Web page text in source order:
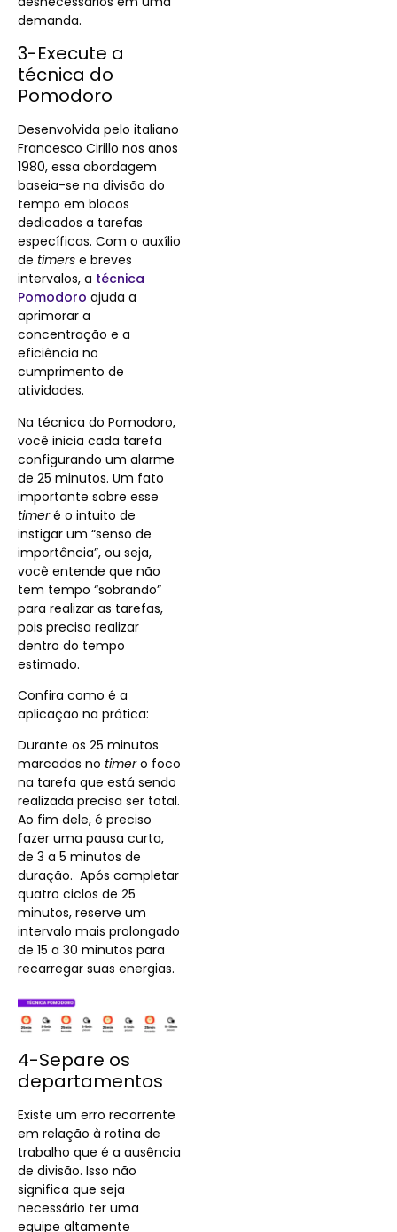
demanda.
3-Execute a
técnica do
Pomodoro
Desenvolvida pelo italiano
Francesco Cirillo nos anos
1980, essa abordagem
baseia-se na divisão do
tempo em blocos
dedicados a tarefas
específicas. Com o auxílio
de timers e breves
intervalos, a técnica
Pomodoro ajuda a
aprimorar a
concentração e a
eficiência no
cumprimento de
atividades.
Na técnica do Pomodoro,
você inicia cada tarefa
configurando um alarme
de 25 minutos. Um fato
importante sobre esse
timeré o intuito de
instigar um “senso de
importância”, ou seja,
você entende que não
tem tempo “sobrando”
para realizar as tarefas,
pois precisa realizar
dentro do tempo
estimado.
Confira como é a
aplicação na prática:
Durante os 25 minutos
marcados no timero foco
na tarefa que está sendo
realizada precisa ser total.
Ao fim dele, é preciso
fazer uma pausa curta,
de 3 a 5 minutos de
duração. Após completar
quatro ciclos de 25
minutos, reserve um
intervalo mais prolongado
de 15 a 30 minutos para
recarregar suas energias.
4-Separe os
departamentos
Existe um erro recorrente
em relação à rotina de
trabalho que é a ausência
de divisão. Isso não
significa que seja
necessário ter uma
equipe altamente